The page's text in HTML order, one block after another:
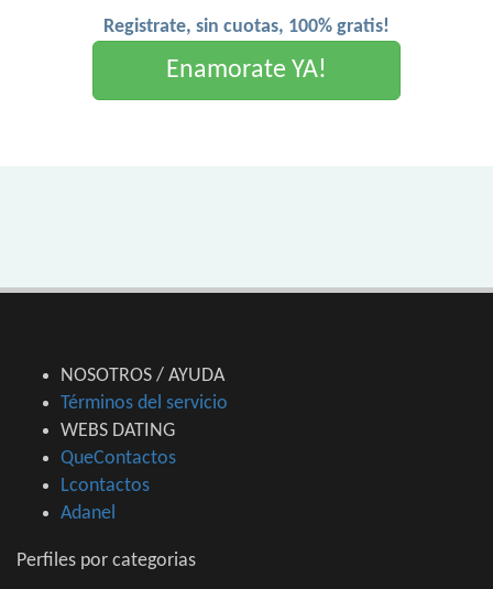
Registrate, sin cuotas, 100% gratis!
Enamorate YA!
NOSOTROS / AYUDA
Términos del servicio
WEBS DATING
QueContactos
Lcontactos
Adanel
Perfiles por categorias